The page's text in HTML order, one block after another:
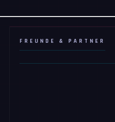
FREUNDE & PARTNER